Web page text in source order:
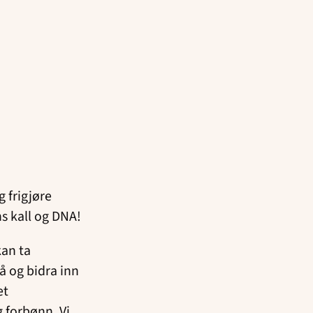
frigjøre
kall og DNA!
ta
og bidra inn